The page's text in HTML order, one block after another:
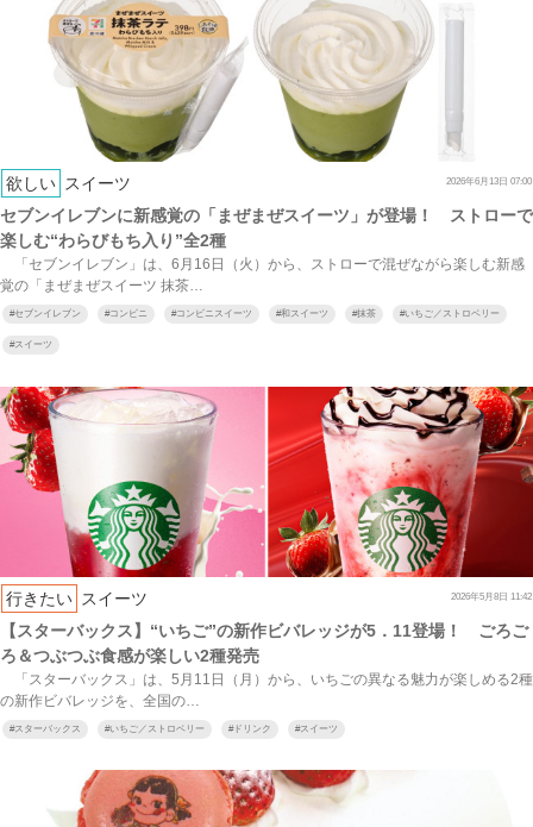
欲しい スイーツ 2026年6月13日 07:00
セブンイレブンに新感覚の「まぜまぜスイーツ」が登場！ ストローで
楽しむ“わらびもち入り”全2種
「セブンイレブン」は、6月16日（火）から、ストローで混ぜながら楽しむ新感
覚の「まぜまぜスイーツ 抹茶…
#セブンイレブン #コンビニ #コンビニスイーツ #和スイーツ #抹茶 #いちご／ストロベリー
#スイーツ
行きたい スイーツ 2026年5月8日 11:42
【スターバックス】“いちご”の新作ビバレッジが5．11登場！ ごろご
ろ＆つぶつぶ食感が楽しい2種発売
「スターバックス」は、5月11日（月）から、いちごの異なる魅力が楽しめる2種
の新作ビバレッジを、全国の…
#スターバックス #いちご／ストロベリー #ドリンク #スイーツ